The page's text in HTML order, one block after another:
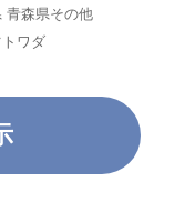
青森県 青森県その他
ワダ